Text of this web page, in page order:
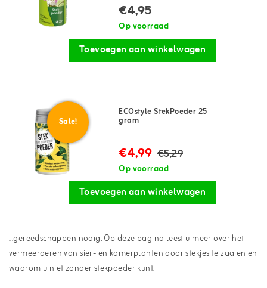
€4,95
Op voorraad
Toevoegen aan winkelwagen
Sale!
ECOstyle StekPoeder 25
gram
€4,99 €5,29
Op voorraad
Toevoegen aan winkelwagen
...gereedschappen nodig. Op deze pagina leest u meer over het
vermeerderen van sier- en kamerplanten door stekjes te zaaien en
waarom u niet zonder stekpoeder kunt.